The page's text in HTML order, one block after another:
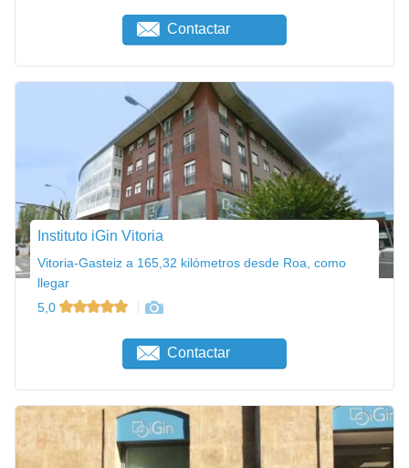
Contactar
Instituto iGin Vitoria
Vitoria-Gasteiz a 165,32 kilómetros desde Roa, como
llegar
5,0
Contactar